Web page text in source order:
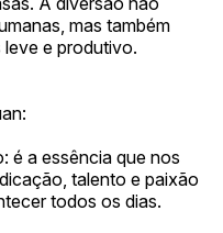
mas também
leve e produtivo.
é a essência que nos
talento e paixão
todos os dias.